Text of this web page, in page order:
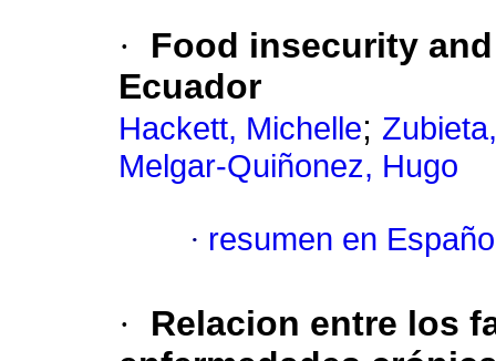
·
Food insecurity
Ecuador
Hackett, Michelle;
Melgar-Quiñonez, Hugo
· resumen en
·
Relacion entre los